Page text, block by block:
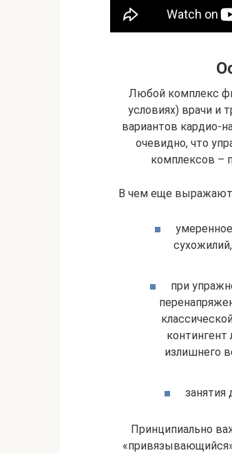
Любой комплекс
условиях) врачи и
вариантов кардио-
очевидно, что
комплексов –
В чем еще
при
излишнего
занятия
Принципиально